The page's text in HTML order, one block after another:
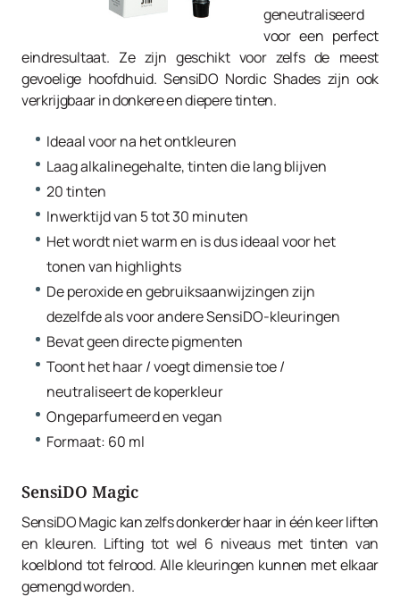
geneutraliseerd
voor een perfect
eindresultaat. Ze zijn geschikt voor zelfs de meest
gevoelige hoofdhuid. SensiDO Nordic Shades zijn ook
verkrijgbaar in donkere en diepere tinten.
Ideaal voor na het ontkleuren
Laag alkalinegehalte, tinten die lang blijven
20 tinten
Inwerktijd van 5 tot 30 minuten
Het wordt niet warm en is dus ideaal voor het
tonen van highlights
De peroxide en gebruiksaanwijzingen zijn
dezelfde als voor andere SensiDO-kleuringen
Bevat geen directe pigmenten
Toont het haar / voegt dimensie toe /
neutraliseert de koperkleur
Ongeparfumeerd en vegan
Formaat: 60 ml
SensiDO Magic
SensiDO Magic kan zelfs donkerder haar in één keer liften
en kleuren. Lifting tot wel 6 niveaus met tinten van
koelblond tot felrood. Alle kleuringen kunnen met elkaar
gemengd worden.